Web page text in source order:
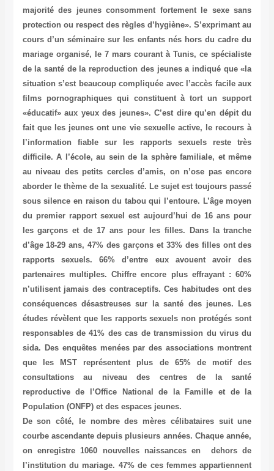
majorité des jeunes consomment fortement le sexe sans
protection ou respect des règles d’hygiène». S’exprimant au
cours d’un séminaire sur les enfants nés hors du cadre du
mariage organisé, le 7 mars courant à Tunis, ce spécialiste
de la santé de la reproduction des jeunes a indiqué que «la
situation s’est beaucoup compliquée avec l’accès facile aux
films pornographiques qui constituent à tort un support
«éducatif» aux yeux des jeunes». C’est dire qu’en dépit du
fait que les jeunes ont une vie sexuelle active, le recours à
l’information fiable sur les rapports sexuels reste très
difficile. A l’école, au sein de la sphère familiale, et même
au niveau des petits cercles d’amis, on n’ose pas encore
aborder le thème de la sexualité. Le sujet est toujours passé
sous silence en raison du tabou qui l’entoure. L’âge moyen
du premier rapport sexuel est aujourd’hui de 16 ans pour
les garçons et de 17 ans pour les filles. Dans la tranche
d’âge 18-29 ans, 47% des garçons et 33% des filles ont des
rapports sexuels. 66% d’entre eux avouent avoir des
partenaires multiples. Chiffre encore plus effrayant : 60%
n’utilisent jamais des contraceptifs. Ces habitudes ont des
conséquences désastreuses sur la santé des jeunes. Les
études révèlent que les rapports sexuels non protégés sont
responsables de 41% des cas de transmission du virus du
sida. Des enquêtes menées par des associations montrent
que les MST représentent plus de 65% de motif des
consultations au niveau des centres de la santé
reproductive de l’Office National de la Famille et de la
Population (ONFP) et des espaces jeunes.
De son côté, le nombre des mères célibataires suit une
courbe ascendante depuis plusieurs années. Chaque année,
on enregistre 1060 nouvelles naissances en dehors de
l’institution du mariage. 47% de ces femmes appartiennent